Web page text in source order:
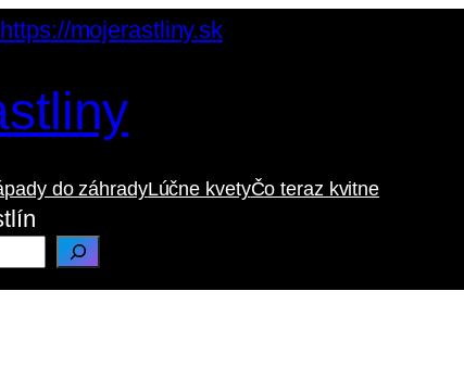
do záhradyLúčne kvetyČo teraz kvitne